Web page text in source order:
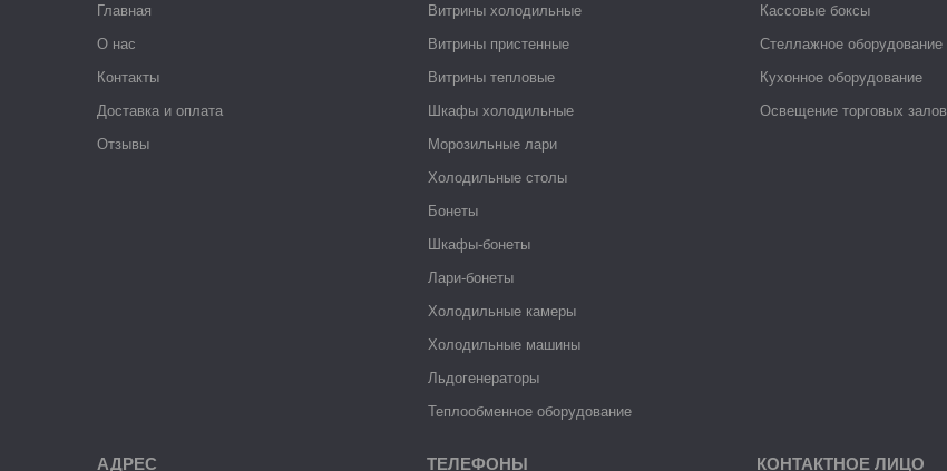
Главная
О нас
Контакты
Доставка и оплата
Отзывы
Витрины холодильные
Витрины пристенные
Витрины тепловые
Шкафы холодильные
Морозильные лари
Холодильные столы
Бонеты
Шкафы-бонеты
Лари-бонеты
Холодильные камеры
Холодильные машины
Льдогенераторы
Теплообменное оборудование
Кассовые боксы
Стеллажное оборудование
Кухонное оборудование
Освещение торговых залов